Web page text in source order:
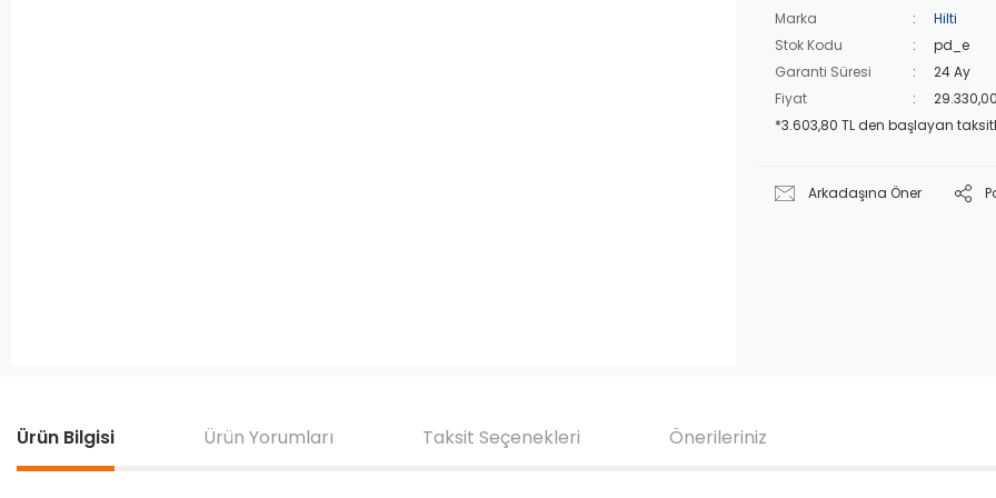
Marka
Hilti
Stok Kodu
pd_e
Garanti Süresi
24 Ay
Fiyat
*3.603,80 TL den başlayan
Arkadaşına Öner
Ürün Bilgisi Ürün Yorumları Taksit Seçenekleri Önerileriniz